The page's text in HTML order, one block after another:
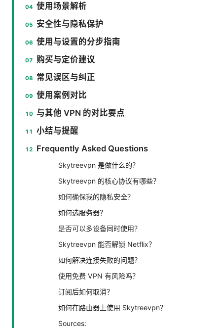
使用场景解析
安全性与隐私保护
使用与设置的分步指南
购买与定价建议
常见误区与纠正
使用案例对比
与其他 VPN 的对比要点
小结与提醒
Frequently Asked Questions
Skytreevpn 是做什么的？
Skytreevpn 的核心协议有哪些？
如何确保我的隐私安全？
如何选服务器？
是否可以多设备同时使用？
Skytreevpn 能否解锁 Netflix？
如何解决连接失败的问题？
使用免费 VPN 有风险吗？
订阅后如何取消？
如何在路由器上使用 Skytreevpn？
Sources: